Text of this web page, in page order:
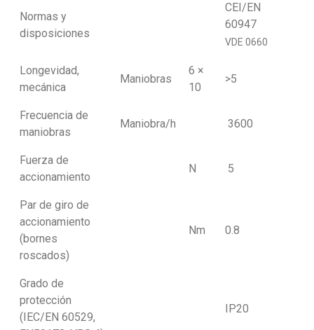
Normas y
disposiciones
CEI/EN
60947
VDE 0660
Longevidad,
mecánica
Maniobras
6 ×
10
>5
Frecuencia de
maniobras
Maniobra/h 3600
Fuerza de
accionamiento
N 5
Par de giro de
accionamiento
(bornes
roscados)
Nm 0.8
Grado de
protección
(IEC/EN 60529,
IP20